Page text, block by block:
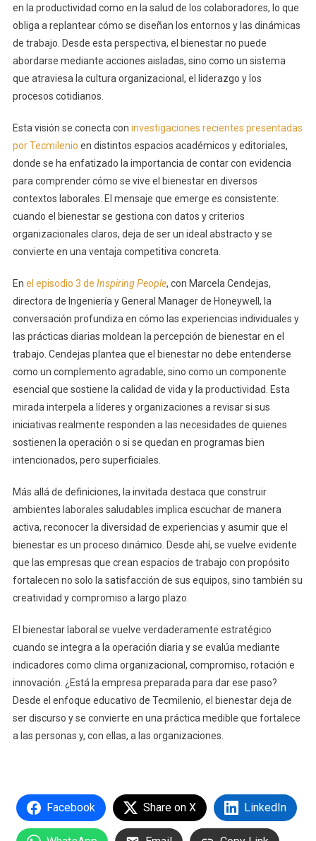
en la productividad como en la salud de los colaboradores, lo que
obliga a replantear cómo se diseñan los entornos y las dinámicas
de trabajo. Desde esta perspectiva, el bienestar no puede
abordarse mediante acciones aisladas, sino como un sistema
que atraviesa la cultura organizacional, el liderazgo y los
procesos cotidianos.
Esta visión se conecta con investigaciones recientes presentadas
por Tecmilenio en distintos espacios académicos y editoriales,
donde se ha enfatizado la importancia de contar con evidencia
para comprender cómo se vive el bienestar en diversos
contextos laborales. El mensaje que emerge es consistente:
cuando el bienestar se gestiona con datos y criterios
organizacionales claros, deja de ser un ideal abstracto y se
convierte en una ventaja competitiva concreta.
En el episodio 3 de Inspiring People, con Marcela Cendejas,
directora de Ingeniería y General Manager de Honeywell, la
conversación profundiza en cómo las experiencias individuales y
las prácticas diarias moldean la percepción de bienestar en el
trabajo. Cendejas plantea que el bienestar no debe entenderse
como un complemento agradable, sino como un componente
esencial que sostiene la calidad de vida y la productividad. Esta
mirada interpela a líderes y organizaciones a revisar si sus
iniciativas realmente responden a las necesidades de quienes
sostienen la operación o si se quedan en programas bien
intencionados, pero superficiales.
Más allá de definiciones, la invitada destaca que construir
ambientes laborales saludables implica escuchar de manera
activa, reconocer la diversidad de experiencias y asumir que el
bienestar es un proceso dinámico. Desde ahí, se vuelve evidente
que las empresas que crean espacios de trabajo con propósito
fortalecen no solo la satisfacción de sus equipos, sino también su
creatividad y compromiso a largo plazo.
El bienestar laboral se vuelve verdaderamente estratégico
cuando se integra a la operación diaria y se evalúa mediante
indicadores como clima organizacional, compromiso, rotación e
innovación. ¿Está la empresa preparada para dar ese paso?
Desde el enfoque educativo de Tecmilenio, el bienestar deja de
ser discurso y se convierte en una práctica medible que fortalece
a las personas y, con ellas, a las organizaciones.
Facebook Share on X LinkedIn